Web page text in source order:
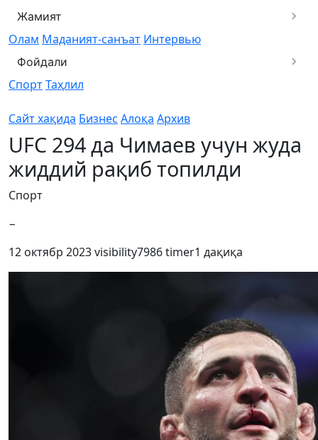
Жамият
Олам Маданият-санъат Интервью
Фойдали
СпортТаҳлил
Сайт хақида Бизнес Алоқа Архив
UFC 294 да Чимаев учун жуда
жиддий рақиб топилди
Спорт
−
12 октябр 2023visibility7986timer1 дақиқа